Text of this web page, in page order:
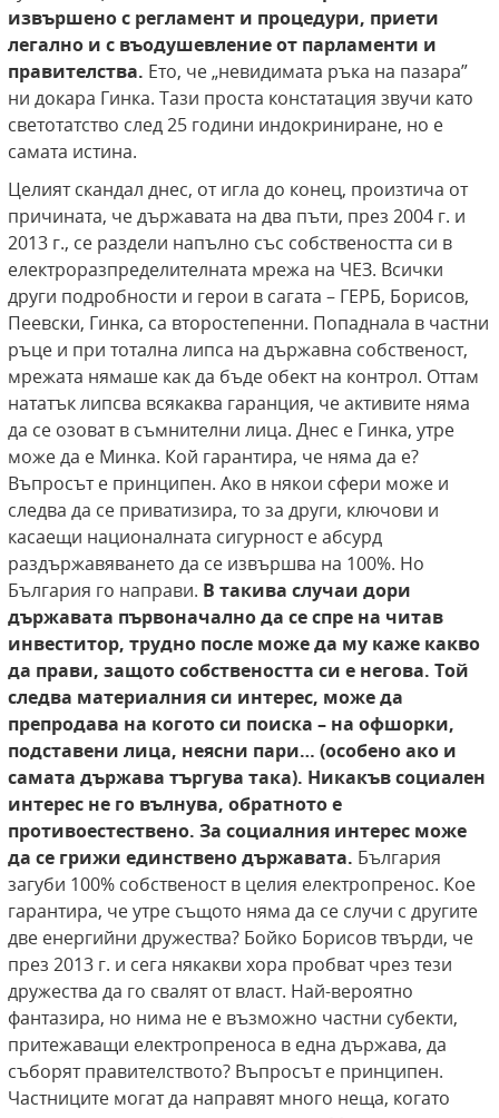
извършено с регламент и процедури, приети
легално и с въодушевление от парламенти и
правителства. Ето, че „невидимата ръка на пазара”
ни докара Гинка. Тази проста констатация звучи като
светотатство след 25 години индокриниране, но е
самата истина.
Целият скандал днес, от игла до конец, произтича от
причината, че държавата на два пъти, през 2004 г. и
2013 г., се раздели напълно със собствеността си в
електроразпределителната мрежа на ЧЕЗ. Всички
други подробности и герои в сагата – ГЕРБ, Борисов,
Пеевски, Гинка, са второстепенни. Попаднала в частни
ръце и при тотална липса на държавна собственост,
мрежата нямаше как да бъде обект на контрол. Оттам
нататък липсва всякаква гаранция, че активите няма
да се озоват в съмнителни лица. Днес е Гинка, утре
може да е Минка. Кой гарантира, че няма да е?
Въпросът е принципен. Ако в някои сфери може и
следва да се приватизира, то за други, ключови и
касаещи националната сигурност е абсурд
раздържавяването да се извършва на 100%. Но
България го направи. В такива случаи дори
държавата първоначално да се спре на читав
инвеститор, трудно после може да му каже какво
да прави, защото собствеността си е негова. Той
следва материалния си интерес, може да
препродава на когото си поиска – на офшорки,
подставени лица, неясни пари… (особено ако и
самата държава търгува така). Никакъв социален
интерес не го вълнува, обратното е
противоестествено. За социалния интерес може
да се грижи единствено държавата. България
загуби 100% собственост в целия електропренос. Кое
гарантира, че утре същото няма да се случи с другите
две енергийни дружества? Бойко Борисов твърди, че
през 2013 г. и сега някакви хора пробват чрез тези
дружества да го свалят от власт. Най-вероятно
фантазира, но нима не е възможно частни субекти,
притежаващи електропреноса в една държава, да
съборят правителството? Въпросът е принципен.
Частниците могат да направят много неща, когато